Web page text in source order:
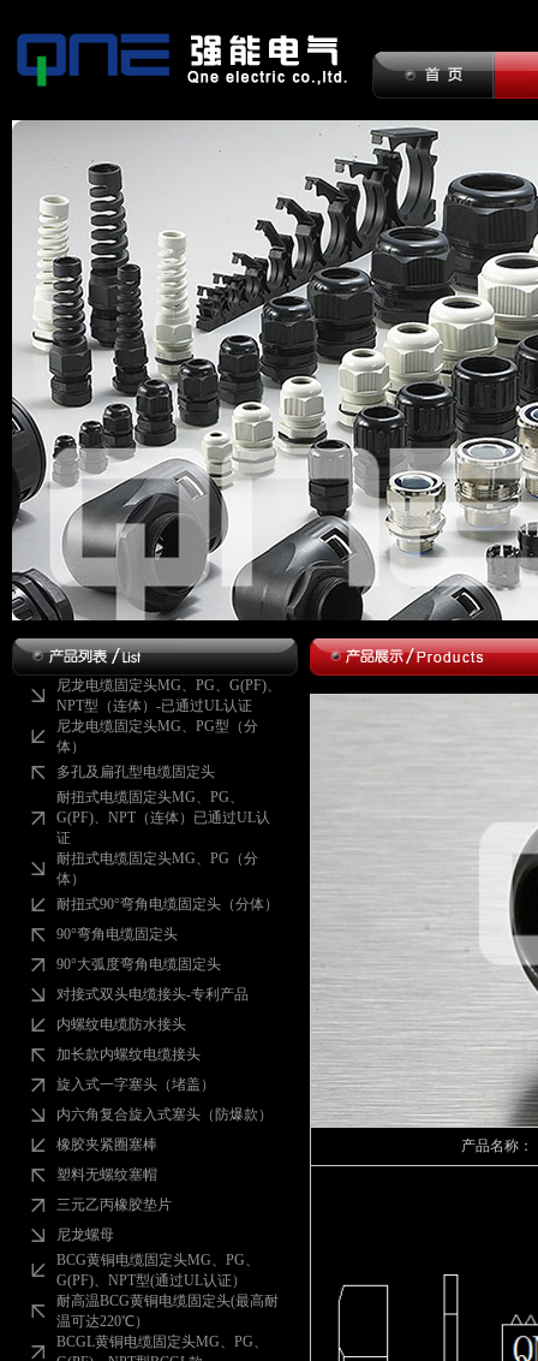
尼龙电缆固定头MG、PG、G(PF)、
NPT型（连体）-已通过UL认证
尼龙电缆固定头MG、PG型（分
体）
多孔及扁孔型电缆固定头
耐扭式电缆固定头MG、PG、
G(PF)、NPT（连体）已通过UL认
证
耐扭式电缆固定头MG、PG（分
体）
耐扭式90°弯角电缆固定头（分体）
90°弯角电缆固定头
90°大弧度弯角电缆固定头
对接式双头电缆接头-专利产品
内螺纹电缆防水接头
加长款内螺纹电缆接头
旋入式一字塞头（堵盖）
内六角复合旋入式塞头（防爆款）
橡胶夹紧圈塞棒
塑料无螺纹塞帽
三元乙丙橡胶垫片
尼龙螺母
BCG黄铜电缆固定头MG、PG、
G(PF)、NPT型(通过UL认证）
耐高温BCG黄铜电缆固定头(最高耐
温可达220℃）
BCGL黄铜电缆固定头MG、PG、
产品名称：